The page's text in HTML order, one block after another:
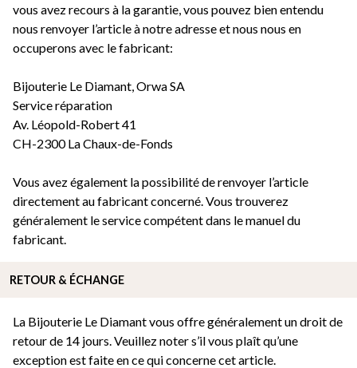
vous avez recours à la garantie, vous pouvez bien entendu
nous renvoyer l’article à notre adresse et nous nous en
occuperons avec le fabricant:
Bijouterie Le Diamant, Orwa SA
Service réparation
Av. Léopold-Robert 41
CH-2300 La Chaux-de-Fonds
Vous avez également la possibilité de renvoyer l’article
directement au fabricant concerné. Vous trouverez
généralement le service compétent dans le manuel du
fabricant.
La Bijouterie Le Diamant vous offre généralement un droit de
retour de 14 jours. Veuillez noter s’il vous plaît qu’une
exception est faite en ce qui concerne cet article.
RETOUR & ÉCHANGE